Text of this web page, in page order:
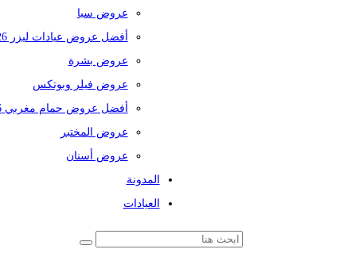
عروض سبا
أفضل عروض عيادات ليزر 2026
عروض بشرة
عروض فيلر وبوتكس
أفضل عروض حمام مغربي 2026
عروض المختبر
عروض أسنان
المدونة
العيادات